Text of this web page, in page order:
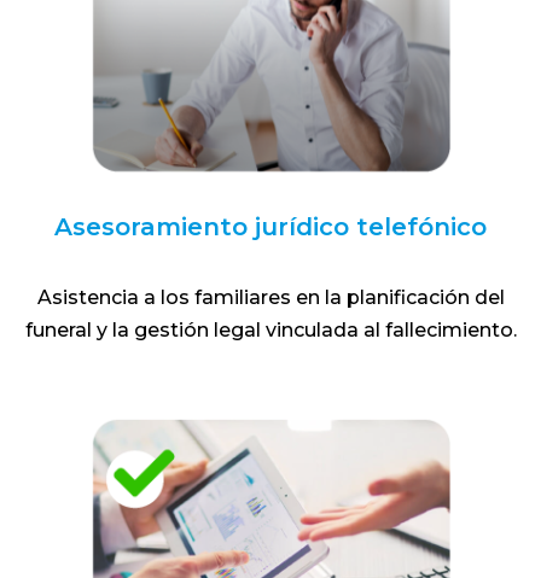
Asesoramiento jurídico telefónico
Asistencia a los familiares en la planificación del
funeral y la gestión legal vinculada al fallecimiento.